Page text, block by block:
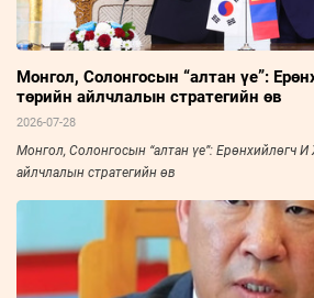
Монгол, Солонгосын “алтан үе”:
төрийн айлчлалын стратегийн өв
2026-07-28
Монгол, Солонгосын “алтан үе”: Ерөнхийлөгч
айлчлалын стратегийн өв